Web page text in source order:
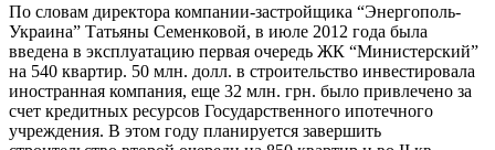
По словам директора компании-застройщика “Энергополь-
Украина” Татьяны Семенковой, в июле 2012 года была
введена в эксплуатацию первая очередь ЖК “Министерский”
на 540 квартир. 50 млн. долл. в строительство инвестировала
иностранная компания, еще 32 млн. грн. было привлечено за
счет кредитных ресурсов Государственного ипотечного
учреждения. В этом году планируется завершить